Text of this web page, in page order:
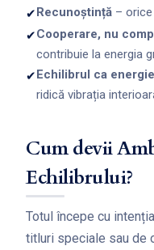
✔Recunoștință –
✔Cooperare, nu
contribuie la energia
✔Echilibrul ca
ridică vibrația
Cum devii
Echilibrului?
Totul începe cu
titluri speciale sau de